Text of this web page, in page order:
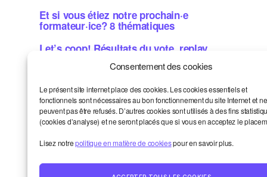
Consentement des cookies
Le présent site internet place des cookies. Les cookies essentiels et
fonctionnels sont nécessaires au bon fonctionnement du site Internet et ne
peuvent pas être refusés. D’autres cookies sont utilisés à des fins
(cookies d’analyse) et ne seront placés que si vous en acceptez le
Lisez notrepolitique en matière de cookiespour en savoir plus.
Et si vous étiez notre prochain·e
formateur·ice? 8 thématiques
Let’s coop! Résultats du vote, replay,
concrète? Candidatez!
Haut↑
Un oeil sur le monde
Contact